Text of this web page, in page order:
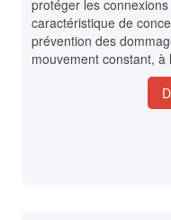
protéger les
caractéristique de
prévention des
mouvement constant,